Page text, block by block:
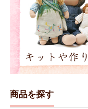
商品を探す